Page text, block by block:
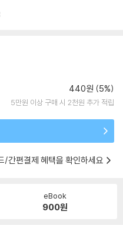
440원 (5%)
5만원 이상 구매 시 2천원 추가 적립
/간편결제 혜택을 확인하세요
eBook
900원